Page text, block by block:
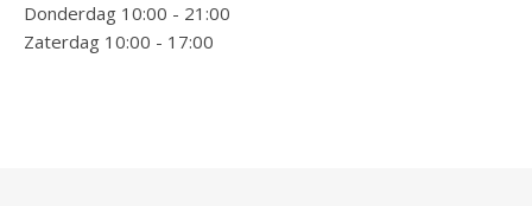
Donderdag 10:00 - 21:00
Zaterdag 10:00 - 17:00